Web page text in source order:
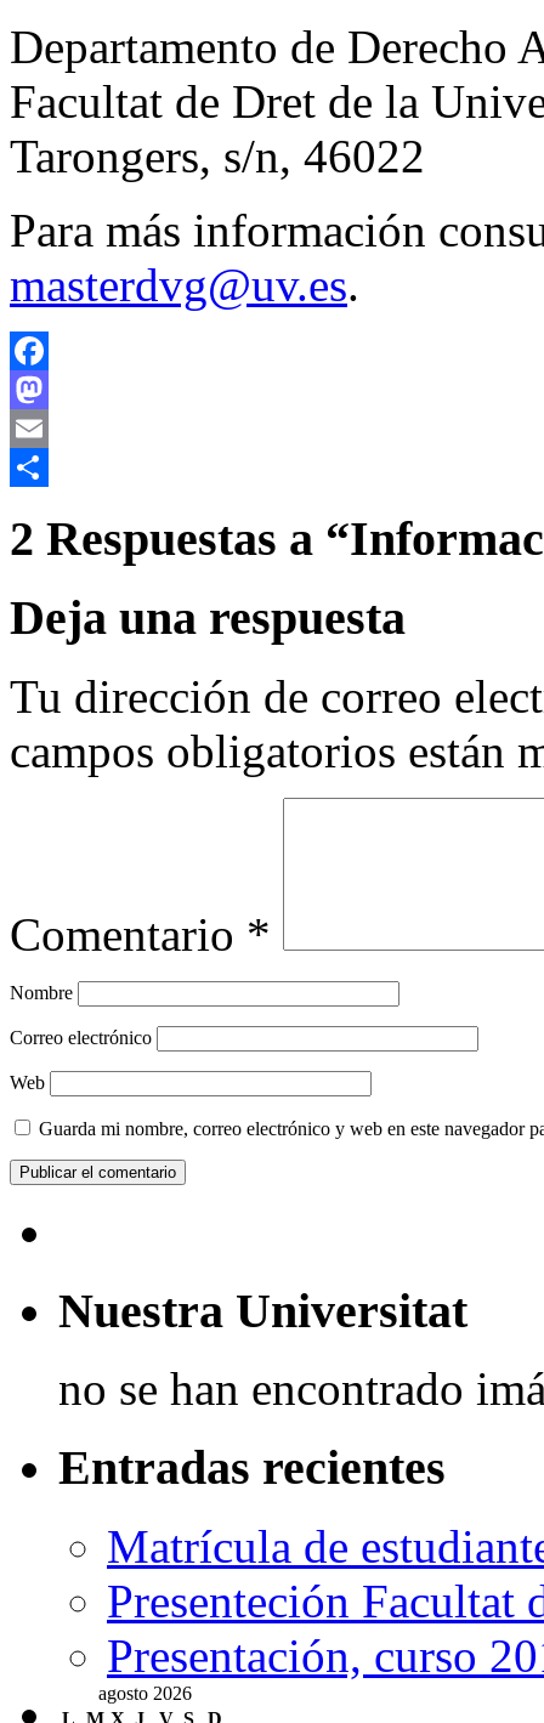
Departamento de Derecho
Facultat de Dret de la
Tarongers, s/n, 46022
Para más información
masterdvg@uv.es.
Facebook
Mastodon
Email
2 Respuestas a “
Deja una respuesta
Tu dirección de correo
campos obligatorios están
Comentario *
Nombre
Correo electrónico
Web
Guarda mi nombre, correo electrónico y web en este navegador
Nuestra Universitat
no se han encontrado
Entradas recientes
Matrícula de
Presenteción Facultat
Presentación, curso
agosto 2026
L M X J V S
D